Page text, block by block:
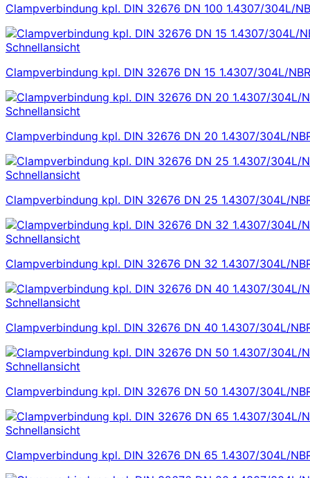
Clampverbindung kpl. DIN 32676 DN 100 1.4307/304L/
Schnellansicht
Clampverbindung kpl. DIN 32676 DN 15 1.4307/304L/NBR
Schnellansicht
Clampverbindung kpl. DIN 32676 DN 20 1.4307/304L/
Schnellansicht
Clampverbindung kpl. DIN 32676 DN 25 1.4307/304L/
Schnellansicht
Clampverbindung kpl. DIN 32676 DN 32 1.4307/304L/
Schnellansicht
Clampverbindung kpl. DIN 32676 DN 40 1.4307/304L/
Schnellansicht
Clampverbindung kpl. DIN 32676 DN 50 1.4307/304L/
Schnellansicht
Clampverbindung kpl. DIN 32676 DN 65 1.4307/304L/